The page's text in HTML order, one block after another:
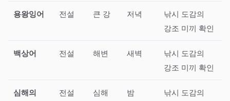
용왕잉어 전설 큰 강 저녁
낚시 도감의
강조 미끼 확인
백상어 전설 해변 새벽
낚시 도감의
강조 미끼 확인
심해의
전설 심해 밤
낚시 도감의